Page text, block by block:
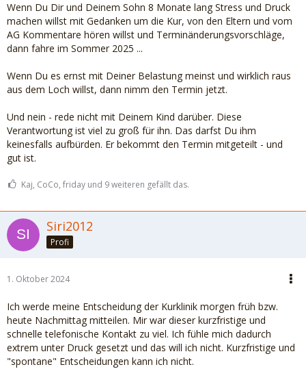
Wenn Du Dir und Deinem Sohn 8 Monate lang Stress und Druck
machen willst mit Gedanken um die Kur, von den Eltern und vom
AG Kommentare hören willst und Terminänderungsvorschläge,
dann fahre im Sommer 2025 ...
Wenn Du es ernst mit Deiner Belastung meinst und wirklich raus
aus dem Loch willst, dann nimm den Termin jetzt.
Und nein - rede nicht mit Deinem Kind darüber. Diese
Verantwortung ist viel zu groß für ihn. Das darfst Du ihm
keinesfalls aufbürden. Er bekommt den Termin mitgeteilt - und
gut ist.
Kaj, CoCo, friday und 9 weiteren gefällt das.
Siri2012
Profi
1. Oktober 2024
Ich werde meine Entscheidung der Kurklinik morgen früh bzw.
heute Nachmittag mitteilen. Mir war dieser kurzfristige und
schnelle telefonische Kontakt zu viel. Ich fühle mich dadurch
extrem unter Druck gesetzt und das will ich nicht. Kurzfristige und
"spontane" Entscheidungen kann ich nicht.